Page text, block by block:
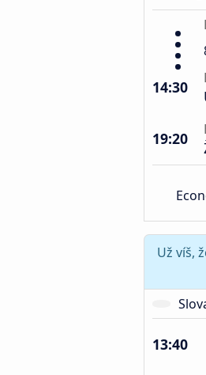
14:30
19:20
Už víš,
13:40